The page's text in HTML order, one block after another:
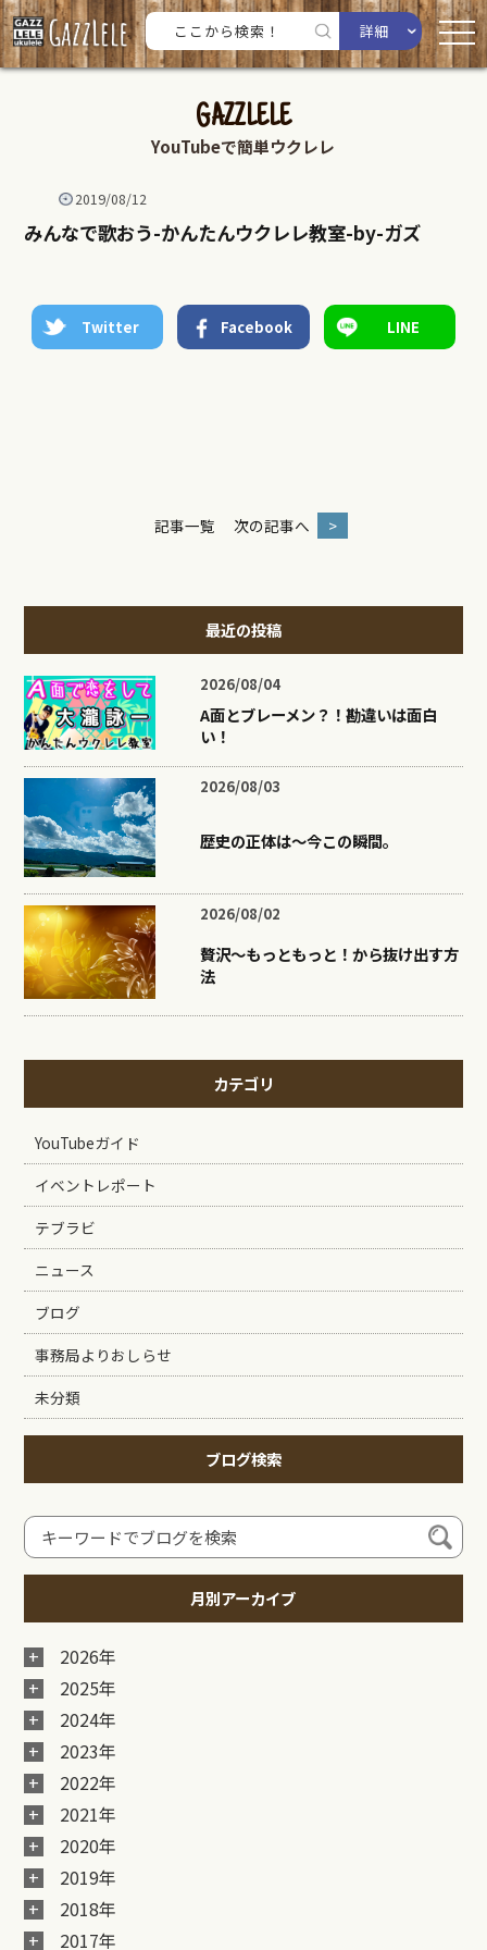
詳細
GAZZLELE
YouTubeで簡単ウクレレ
2019/08/12
みんなで歌おう-かんたんウクレレ教室-by-ガズ
Twitter Facebook LINE
記事一覧 次の記事へ >
最近の投稿
2026/08/04
A面とブレーメン？！勘違いは面白
い！
2026/08/03
歴史の正体は〜今この瞬間。
2026/08/02
贅沢〜もっともっと！から抜け出す方
法
カテゴリ
YouTubeガイド
イベントレポート
テブラビ
ニュース
ブログ
事務局よりおしらせ
未分類
ブログ検索
月別アーカイブ
2026年
2025年
2024年
2023年
2022年
2021年
2020年
2019年
2018年
2017年